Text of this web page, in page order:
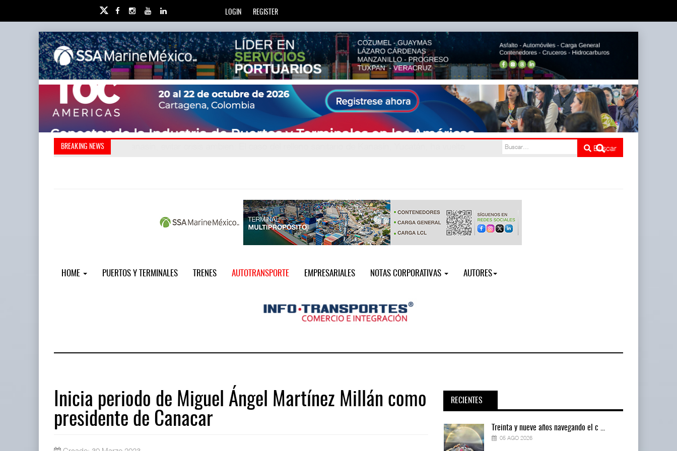
LOGIN REGISTER
BREAKING NEWS Buscar
HOME PUERTOS Y TERMINALES TRENES AUTOTRANSPORTE EMPRESARIALES NOTAS CORPORATIVAS AUTORES
Inicia periodo de Miguel Ángel Martínez Millán como
presidente de Canacar
RECIENTES
Treinta y nueve años navegando el c ... Treinta y nueve años navegando el c ...
05 AGO 2026